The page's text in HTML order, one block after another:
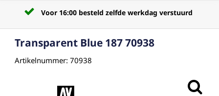
Voor 16:00 besteld zelfde werkdag verstuurd
Transparent Blue 187 70938
Artikelnummer: 70938